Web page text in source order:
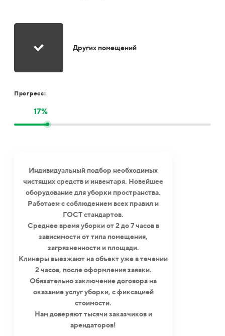
Других помещений
Прогресс:
17%
Индивидуальный подбор необходимых
чистящих средств и инвентаря. Новейшее
оборудование для уборки пространства.
Работаем с соблюдением всех правил и
ГОСТ стандартов.
Среднее время уборки от 2 до 7 часов в
зависимости от типа помещения,
загрязненности и площади.
Клинеры выезжают на объект уже в течении
2 часов, после оформления заявки.
Обязательно заключение договора на
оказание услуг уборки, с фиксацией
стоимости.
Нам доверяют тысячи заказчиков и
арендаторов!